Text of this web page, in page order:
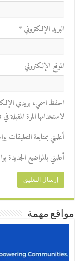
البريد الإلكتروني*
الموقع الإلكتروني
احفظ اسمي، بريدي
لاستخدامها المرة المقبلة
أعلمني بمتابعة التعليقات
أعلمني بالمواضيع الجديدة
مواقع مهمة